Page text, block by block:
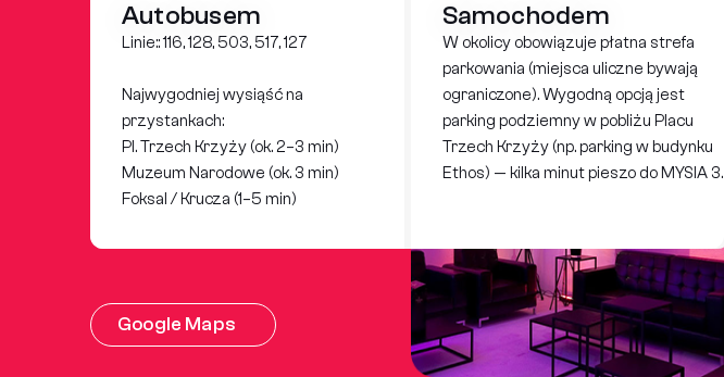
Autobusem
Linie:: 116, 128, 503, 517, 127
Najwygodniej wysiąść na
przystankach:
Pl. Trzech Krzyży (ok. 2–3 min)
Muzeum Narodowe (ok. 3 min)
Foksal / Krucza (1–5 min)
Samochodem
W okolicy obowiązuje płatna strefa
parkowania (miejsca uliczne bywają
ograniczone). Wygodną opcją jest
parking podziemny w pobliżu Placu
Trzech Krzyży (np. parking w budynku
Ethos) — kilka minut pieszo do MYSIA 3.
Google Maps